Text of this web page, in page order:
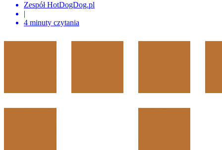
Zespół HotDogDog.pl
|
4 minuty czytania